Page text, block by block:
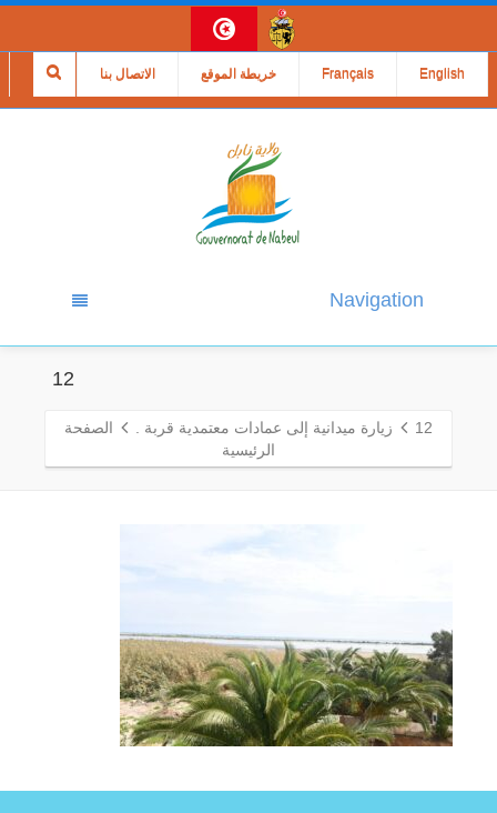
الاتصال بنا خريطة الموقع Français English
Navigation
12
12 زيارة ميدانية إلى عمادات معتمدية قربة .
الصفحة
الرئيسية